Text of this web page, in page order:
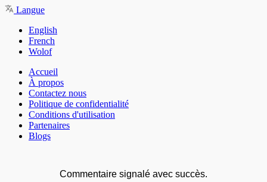
Langue
English
French
Wolof
Accueil
À propos
Contactez nous
Politique de confidentialité
Conditions d'utilisation
Partenaires
Blogs
Commentaire signalé avec succès.